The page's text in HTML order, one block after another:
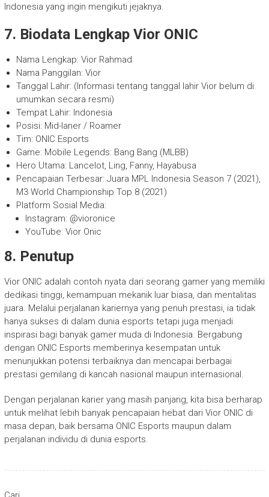
Indonesia yang ingin mengikuti jejaknya.
7. Biodata Lengkap Vior ONIC
Nama Lengkap: Vior Rahmad
Nama Panggilan: Vior
Tanggal Lahir: (Informasi tentang tanggal lahir Vior belum di
umumkan secara resmi)
Tempat Lahir: Indonesia
Posisi: Mid-laner / Roamer
Tim: ONIC Esports
Game: Mobile Legends: Bang Bang (MLBB)
Hero Utama: Lancelot, Ling, Fanny, Hayabusa
Pencapaian Terbesar: Juara MPL Indonesia Season 7 (2021),
M3 World Championship Top 8 (2021)
Platform Sosial Media:
Instagram: @vioronice
YouTube: Vior Onic
8. Penutup
Vior ONIC adalah contoh nyata dari seorang gamer yang memiliki
dedikasi tinggi, kemampuan mekanik luar biasa, dan mentalitas
juara. Melalui perjalanan kariernya yang penuh prestasi, ia tidak
hanya sukses di dalam dunia esports tetapi juga menjadi
inspirasi bagi banyak gamer muda di Indonesia. Bergabung
dengan ONIC Esports memberinya kesempatan untuk
menunjukkan potensi terbaiknya dan mencapai berbagai
prestasi gemilang di kancah nasional maupun internasional.
Dengan perjalanan karier yang masih panjang, kita bisa berharap
untuk melihat lebih banyak pencapaian hebat dari Vior ONIC di
masa depan, baik bersama ONIC Esports maupun dalam
perjalanan individu di dunia esports.